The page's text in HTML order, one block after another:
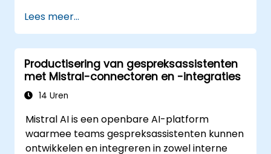
Lees meer...
Productisering van gespreksassistenten
met Mistral-connectoren en -integraties
14 Uren
Mistral AI is een openbare AI-platform
waarmee teams gespreksassistenten kunnen
ontwikkelen en integreren in zowel interne